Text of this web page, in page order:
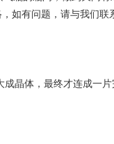
如有问题，请与我们联
晶体，最终才连成一